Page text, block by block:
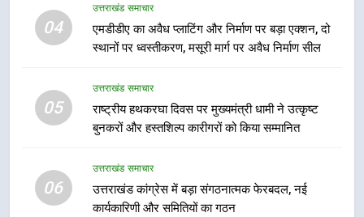
04
उत्तराखंड समाचार
एमडीडीए का अवैध प्लाटिंग और निर्माण पर बड़ा एक्शन, दो
स्थानों पर ध्वस्तीकरण, मसूरी मार्ग पर अवैध निर्माण सील
05
उत्तराखंड समाचार
राष्ट्रीय हथकरघा दिवस पर मुख्यमंत्री धामी ने उत्कृष्ट
बुनकरों और हस्तशिल्प कारीगरों को किया सम्मानित
06
उत्तराखंड समाचार
उत्तराखंड कांग्रेस में बड़ा संगठनात्मक फेरबदल, नई
कार्यकारिणी और समितियों का गठन
दिल्ली-देहरादून आर्थिक कॉरिडोर से जुड़ी
12 किमी ग्रीनफील्ड बाईपास परियोजना
गुणवत्तापूर्ण निर्माण सुनिश्चित करने के
निर्देश, सुरक्षा मानकों से कोई समझौता
नहींः डीएम
1
खेल महाकुंभ 2026ः 01 सितंबर से सजेगा
न्याय पंचायत से राज्य स्तर तक होगा
प्रतिभा का प्रदर्शन
उत्तराखंड समाचार